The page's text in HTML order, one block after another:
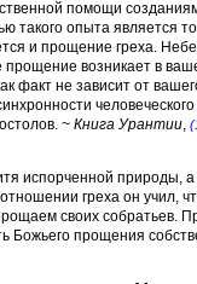
помощи созданиям
такого опыта является
и прощение греха.
возникает в
факт не зависит от
~ Книга Урантии,
испорченной
греха он учил,
своих собратьев.
Божьего прощения